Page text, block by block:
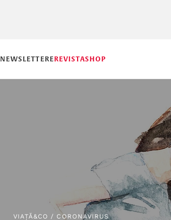
NEWSLETTEREREVISTASHOP
VIAȚĂ&CO / CORONAVIRUS